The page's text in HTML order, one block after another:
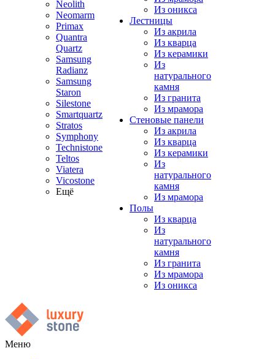
Neolith
Neomarm
Primax
Quantra
Quartz
Samsung
Radianz
Samsung
Staron
Silestone
Smartquartz
Stratos
Symphony
Technistone
Teltos
Viatera
Vicostone
Ещё
Из оникса
Лестницы
Из акрила
Из кварца
Из керамики
Из
натурального
камня
Из гранита
Из мрамора
Стеновые панели
Из акрила
Из кварца
Из керамики
Из
натурального
камня
Из мрамора
Полы
Из кварца
Из
натурального
камня
Из гранита
Из мрамора
Из оникса
Меню